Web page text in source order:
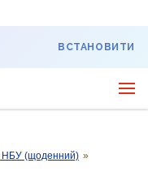
ВСТАНОВИТИ
НБУ (щоденний) »